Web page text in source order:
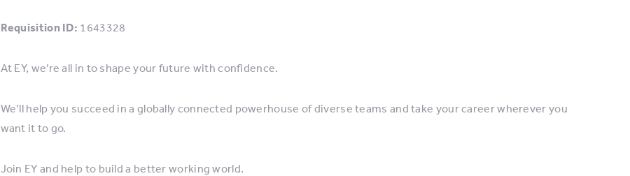
Requisition ID: 1643328
At EY, we’re all in to shape your future with confidence.
We’ll help you succeed in a globally connected powerhouse of diverse teams and take your career wherever you
want it to go.
Join EY and help to build a better working world.